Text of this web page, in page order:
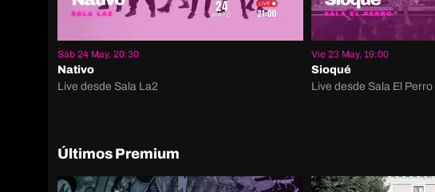
Sáb 24 May, 20:30
Nativo
Live desde Sala La2
Vie 23 May, 19:00
Sioqué
Live desde Sala El Perro
Últimos Premium